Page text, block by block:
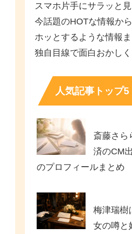
スマホ片手にサラッと見
今話題のHOTな情報から
ホッとするような情報ま
独自目線で面白おかし
人気記事トップ5
斎藤さら
済のCM
のプロフィールまとめ
梅津瑞樹
女の噂と